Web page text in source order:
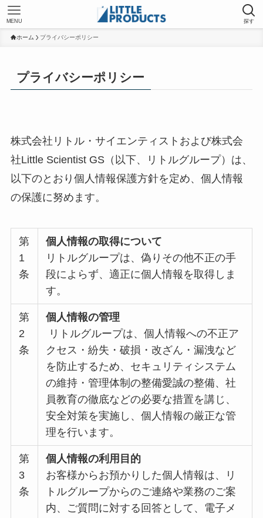
探す
MENU
ホーム プライバシーポリシー
プライバシーポリシー
株式会社リトル・サイエンティストおよび株式会
社Little Scientist GS（以下、リトルグループ）は、
以下のとおり個人情報保護方針を定め、個人情報
の保護に努めます。
第
1
条
個人情報の取得について
リトルグループは、偽りその他不正の手
段によらず、適正に個人情報を取得しま
す。
第
2
条
個人情報の管理
リトルグループは、個人情報への不正ア
クセス・紛失・破損・改ざん・漏洩など
を防止するため、セキュリティシステム
の維持・管理体制の整備愛誠の整備、社
員教育の徹底などの必要な措置を講じ、
安全対策を実施し、個人情報の厳正な管
理を行います。
第
3
条
個人情報の利用目的
お客様からお預かりした個人情報は、リ
トルグループからのご連絡や業務のご案
内、ご質問に対する回答として、電子メ